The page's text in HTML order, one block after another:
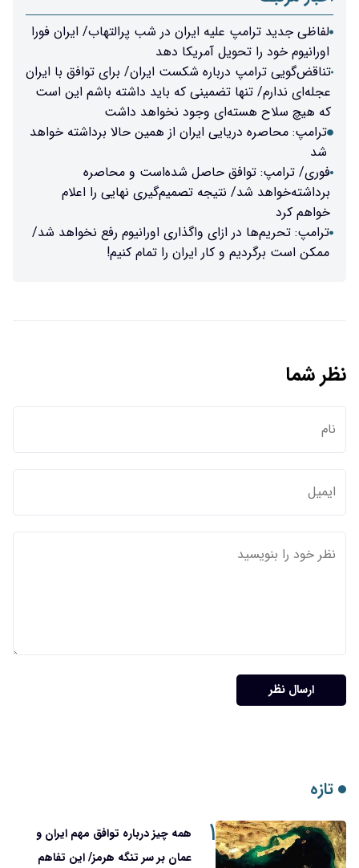
لفاظی جدید ترامپ علیه ایران در شب پرالتهاب/ ایران فورا
اورانیوم خود را تحویل آمریکا دهد
تناقض‌گویی ترامپ درباره شکست ایران/ برای توافق با ایران
عجله‌ای ندارم/ تنها تضمینی که باید داشته باشم این است
که هیچ سلاح هسته‌ای وجود نخواهد داشت
ترامپ: محاصره دریایی ایران از همین حالا برداشته خواهد
شد
فوری/ ترامپ: توافق حاصل شده‌است و محاصره
برداشته‌خواهد شد/ نتیجه تصمیم‌گیری نهایی را اعلام
خواهم کرد
ترامپ: تحریم‌ها در ازای واگذاری اورانیوم رفع نخواهد شد/
ممکن است برگردیم و کار ایران را تمام کنیم!
نظر شما
ارسال نظر
تازه
۱
همه چیز درباره توافق مهم ایران و
عمان بر سر تنگه هرمز/ این تفاهم